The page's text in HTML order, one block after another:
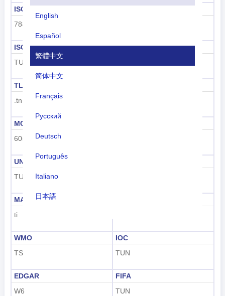
English
Español
繁體中文
简体中文
Français
Русский
Deutsch
Português
Italiano
日本語
한국어
ISO 3166-1數字
788
ISO 3166-1-Alpha-3
TUN
撥號代碼
TLD
.tn
MCC
605
UNDP
TUN
MARC
ti
WMO
TS
IOC
TUN
EDGAR
W6
FIFA
TUN